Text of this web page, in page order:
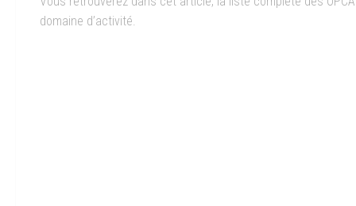
domaine d’activité.